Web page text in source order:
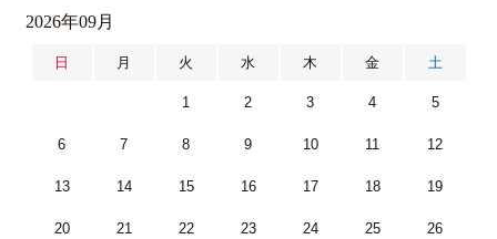
2026年09月
日 月 火 水 木 金 土
1 2 3 4 5
6 7 8 9 10 11 12
13 14 15 16 17 18 19
20 21 22 23 24 25 26